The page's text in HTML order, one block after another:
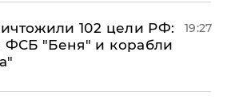
102 цели РФ:
ФСБ "Беня" и корабли
19:27